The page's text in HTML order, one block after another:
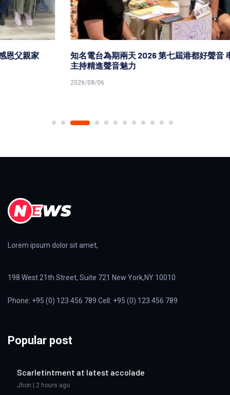
知名電台為期兩天 2026 第七屆港都好聲音 串流音樂播報
主持精進聲音魅力
Lorem ipsum dolor sit amet,
198 West 21th Street, Suite 721 New York,NY 10010
Phone: +95 (0) 123 456 789 Cell: +95 (0) 123 456 789
Popular post
Scarletintment at latest accolade
Jhon | 2 hours ago